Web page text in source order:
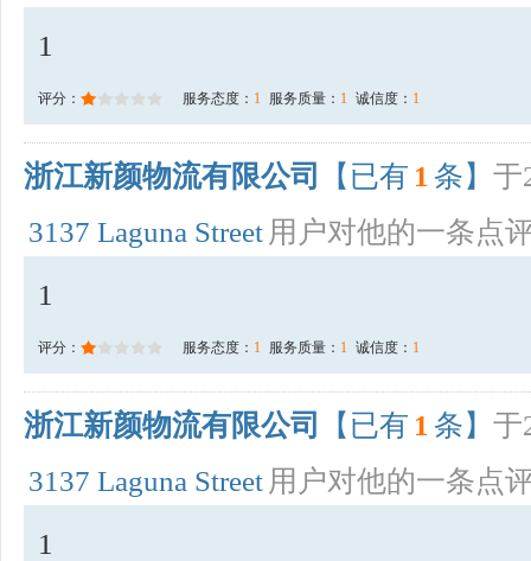
1
评分： 服务态度： 1 服务质量： 1 诚信度： 1
浙江新颜物流有限公司 【已有 1 条】 于
3137 Laguna Street 用户对他的一条点
1
评分： 服务态度： 1 服务质量： 1 诚信度： 1
浙江新颜物流有限公司 【已有 1 条】 于
3137 Laguna Street 用户对他的一条点
1